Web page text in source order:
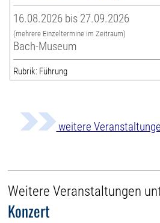
16.08.2026 bis 27.09.2026
(mehrere Einzeltermine im Zeitraum)
Bach-Museum
Rubrik: Führung
weitere
Weitere Veranstaltungen
Konzert